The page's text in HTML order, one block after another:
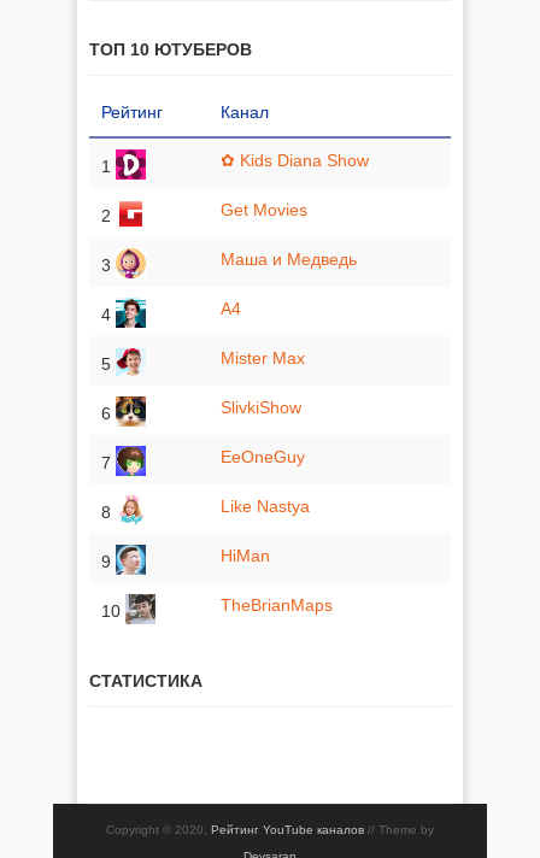
ТОП 10 ЮТУБЕРОВ
Рейтинг Канал
1 ✿ Kids Diana Show
2 Get Movies
3 Маша и Медведь
4 A4
5 Mister Max
6 SlivkiShow
7 EeOneGuy
8 Like Nastya
9 HiMan
10 TheBrianMaps
СТАТИСТИКА
Copyright © 2020, Рейтинг YouTube каналов // Theme by